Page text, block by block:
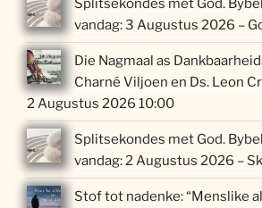
Splitsekondes met God.
vandag: 3 Augustus 2026 –
Die Nagmaal as
Charné Viljoen en Ds. Leon
2 Augustus 2026 10:00
Splitsekondes met God.
vandag: 2 Augustus 2026 –
Stof tot nadenke: “Menslike